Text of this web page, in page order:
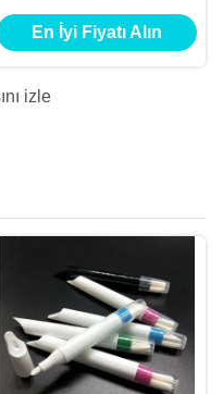
sıvı kaş kalem
ambalajı
En İyi Fiyatı Alın
izle